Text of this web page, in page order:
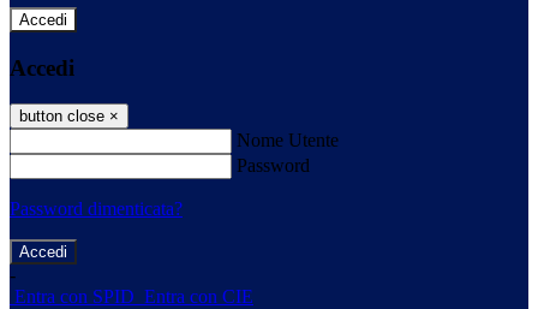
Accedi
Accedi
button close ×
Nome Utente
Password
Password dimenticata?
-
Entra con SPID Entra con CIE